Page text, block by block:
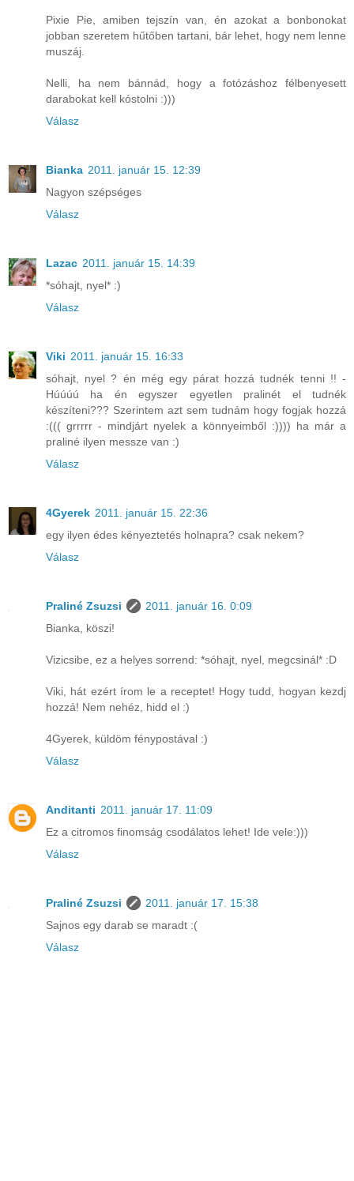
Pixie Pie, amiben tejszín van, én azokat a bonbonokat
jobban szeretem hűtőben tartani, bár lehet, hogy nem lenne
muszáj.
Nelli, ha nem bánnád, hogy a fotózáshoz félbenyesett
darabokat kell kóstolni :)))
Válasz
Bianka 2011. január 15. 12:39
Nagyon szépséges
Válasz
Lazac 2011. január 15. 14:39
*sóhajt, nyel* :)
Válasz
Viki 2011. január 15. 16:33
sóhajt, nyel ? én még egy párat hozzá tudnék tenni !! -
Húúúú ha én egyszer egyetlen pralinét el tudnék
készíteni??? Szerintem azt sem tudnám hogy fogjak hozzá
:((( grrrrr - mindjárt nyelek a könnyeimből :)))) ha már a
praliné ilyen messze van :)
Válasz
4Gyerek 2011. január 15. 22:36
egy ilyen édes kényeztetés holnapra? csak nekem?
Válasz
Praliné Zsuzsi
2011. január 16. 0:09
Bianka, köszi!
Vizicsibe, ez a helyes sorrend: *sóhajt, nyel, megcsinál* :D
Viki, hát ezért írom le a receptet! Hogy tudd, hogyan kezdj
hozzá! Nem nehéz, hidd el :)
4Gyerek, küldöm fénypostával :)
Válasz
Anditanti 2011. január 17. 11:09
Ez a citromos finomság csodálatos lehet! Ide vele:)))
Válasz
Praliné Zsuzsi
2011. január 17. 15:38
Sajnos egy darab se maradt :(
Válasz